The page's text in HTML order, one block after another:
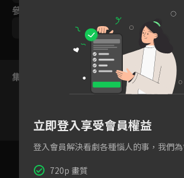
參與演員
范宸菲 馬力歐 劉香君
集數列表
13 14 15 16
立即登入享受會員權益
登入會員解決看劇各種惱人的事，我們
720p 畫質